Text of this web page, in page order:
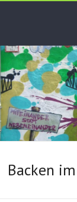
Backen